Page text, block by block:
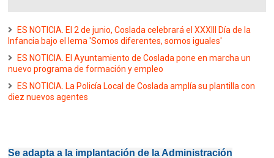
ES NOTICIA. El 2 de junio, Coslada celebrará el XXXIII Día de la
Infancia bajo el lema 'Somos diferentes, somos iguales'
ES NOTICIA. El Ayuntamiento de Coslada pone en marcha un
nuevo programa de formación y empleo
ES NOTICIA. La Policía Local de Coslada amplía su plantilla con
diez nuevos agentes
Se adapta a la implantación de la Administración